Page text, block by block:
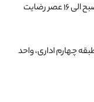
رضایت
چهارم اداری، واحد